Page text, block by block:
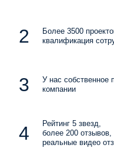
Более 3500
квалификация
У нас собственное
компании
Рейтинг 5 звезд,
более 200 отзывов,
реальные видео